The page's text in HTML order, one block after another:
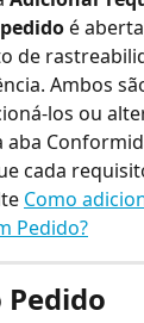
é
de
Ambos
los ou
cada
Como
Pedido?